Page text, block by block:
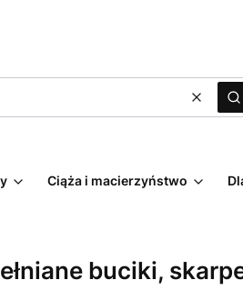
Wyczyść
Ciąża i macierzyństwo
buciki,